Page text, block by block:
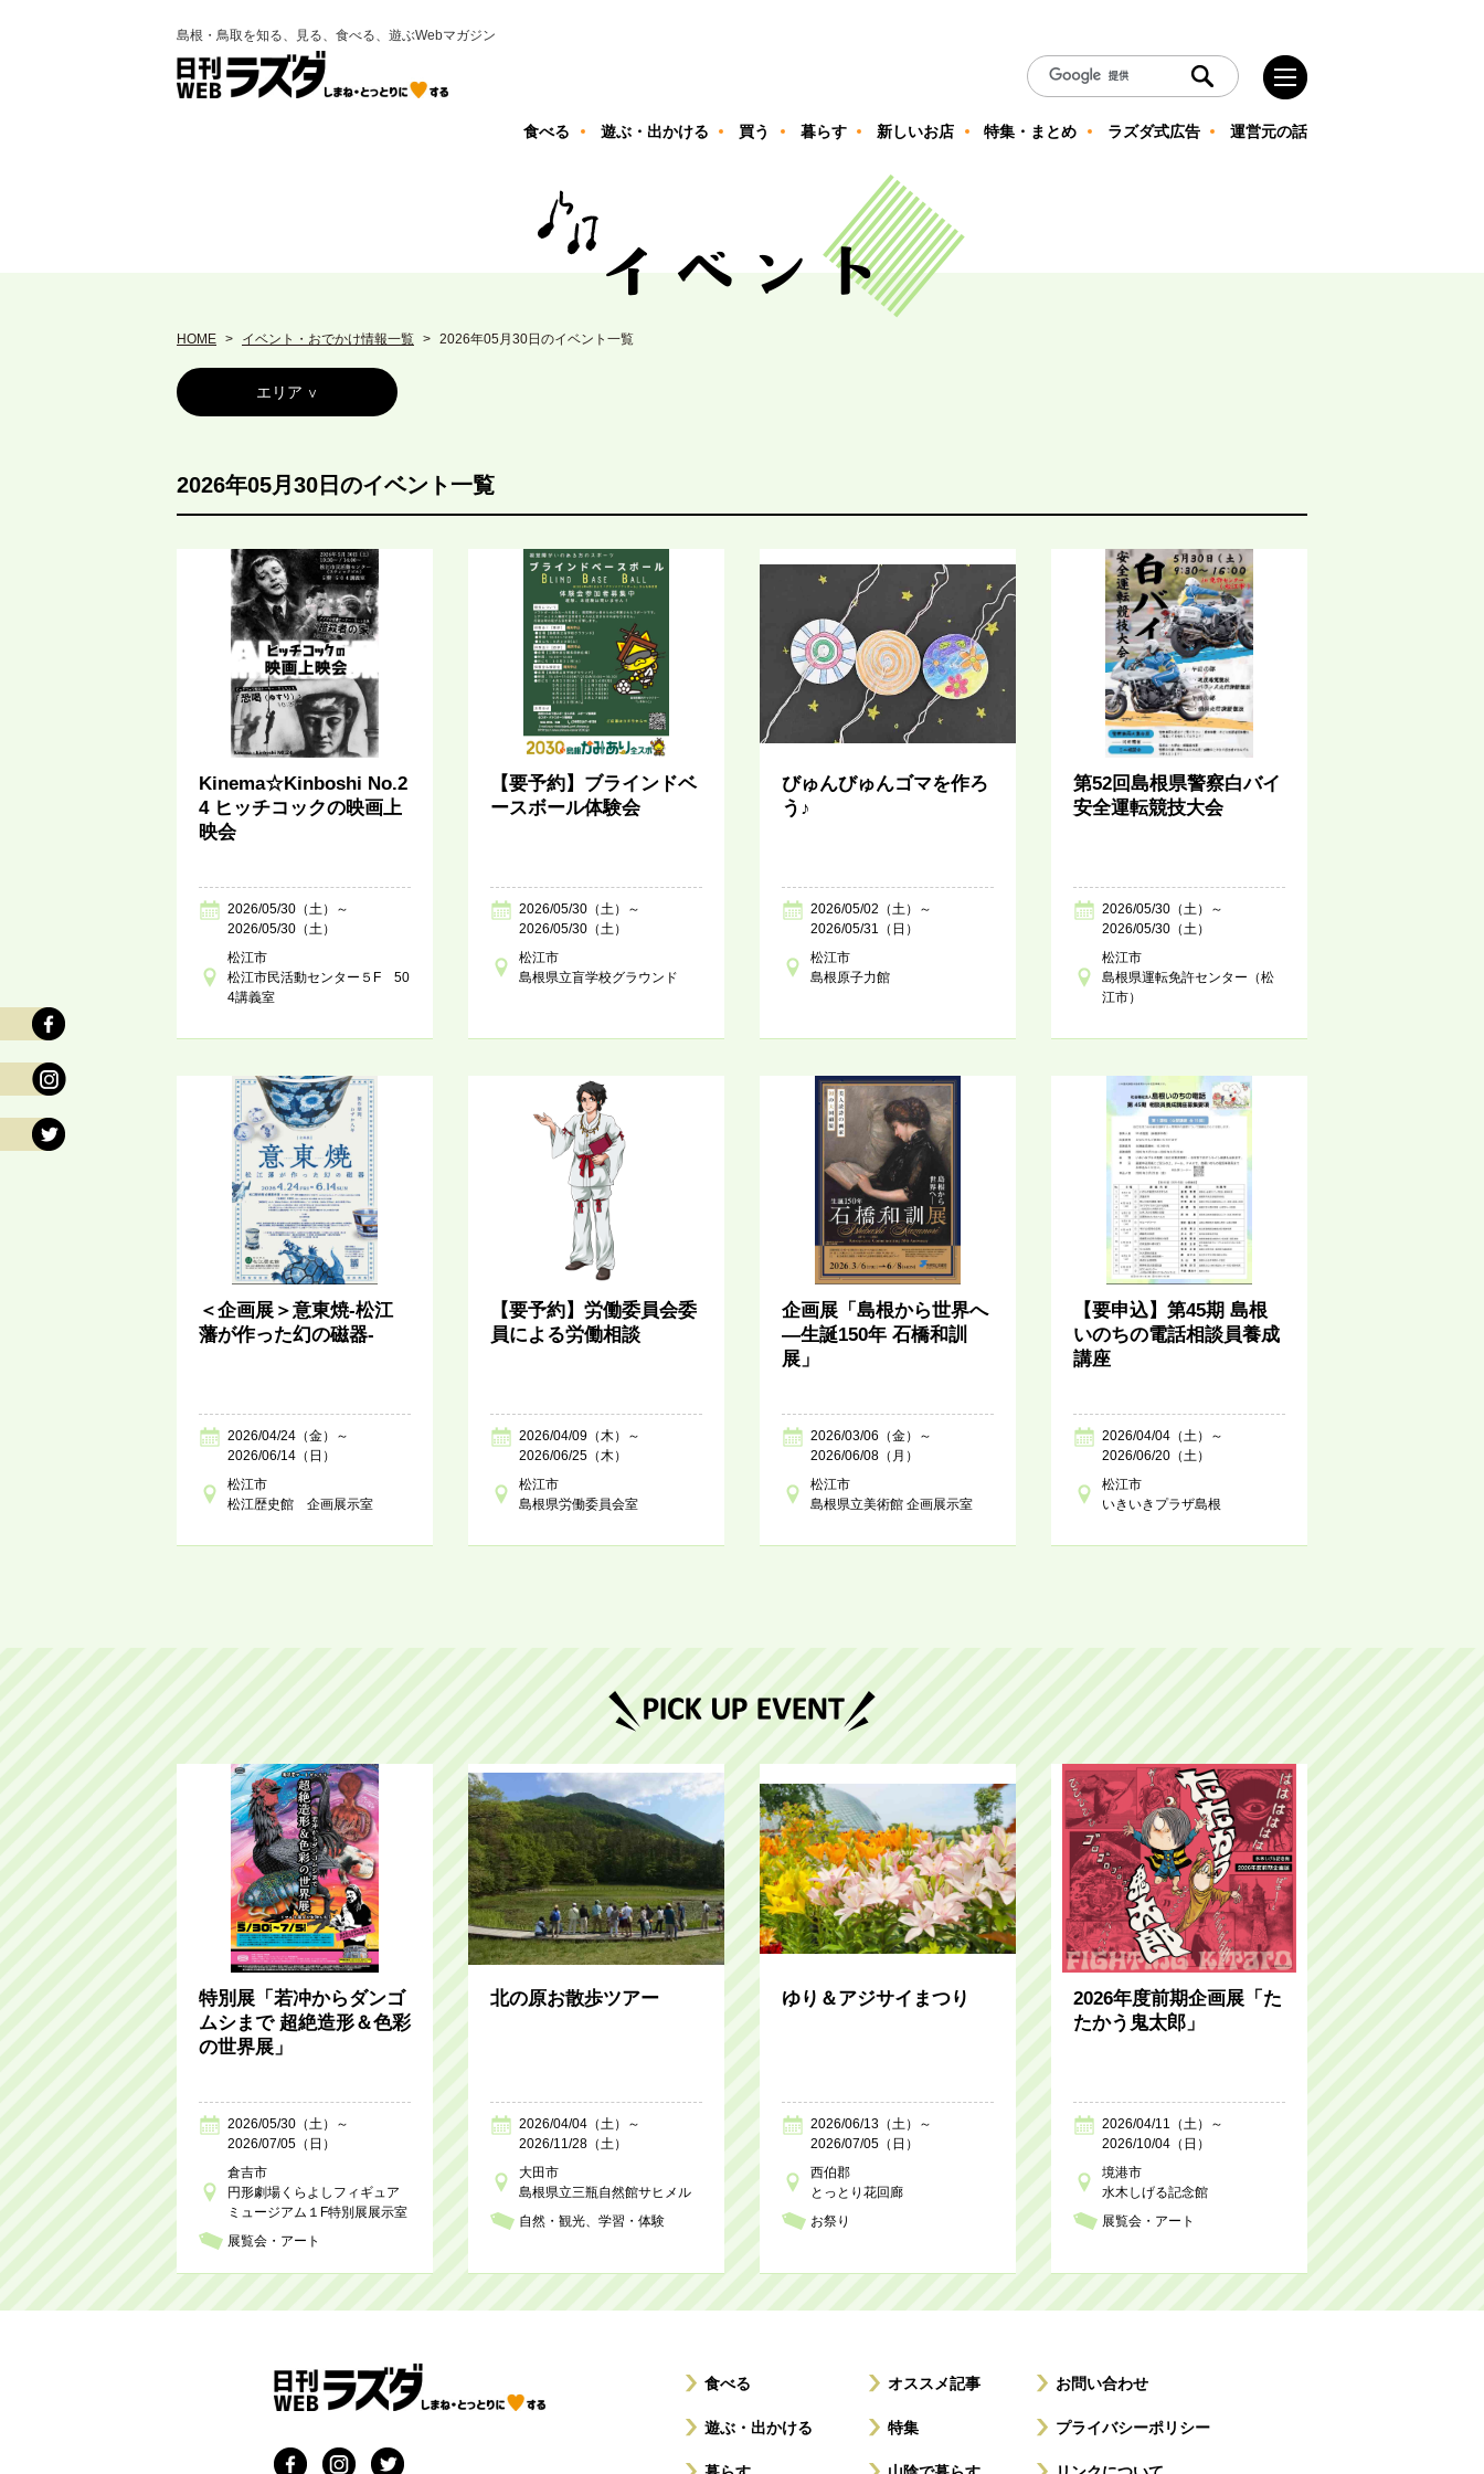
島根・鳥取を知る、見る、食べる、遊ぶWebマガジン
食べる 遊ぶ・出かける 買う 暮らす 新しいお店 特集・まとめ ラズダ式広告 運営元の話
HOME イベント・おでかけ情報一覧 2026年05月30日のイベント一覧
エリア
2026年05月30日のイベント一覧
Kinema☆Kinboshi No.2
4 ヒッチコックの映画上
映会
2026/05/30（土）～
2026/05/30（土）
松江市
松江市民活動センター５F 50
4講義室
【要予約】ブラインドベ
ースボール体験会
2026/05/30（土）～
2026/05/30（土）
松江市
島根県立盲学校グラウンド
びゅんびゅんゴマを作ろ
う♪
2026/05/02（土）～
2026/05/31（日）
松江市
島根原子力館
第52回島根県警察白バイ
安全運転競技大会
2026/05/30（土）～
2026/05/30（土）
松江市
島根県運転免許センター（松
江市）
＜企画展＞意東焼-松江
藩が作った幻の磁器-
2026/04/24（金）～
2026/06/14（日）
松江市
松江歴史館 企画展示室
【要予約】労働委員会委
員による労働相談
2026/04/09（木）～
2026/06/25（木）
松江市
島根県労働委員会室
企画展「島根から世界へ
―生誕150年 石橋和訓
展」
2026/03/06（金）～
2026/06/08（月）
松江市
島根県立美術館 企画展示室
【要申込】第45期 島根
いのちの電話相談員養成
講座
2026/04/04（土）～
2026/06/20（土）
松江市
いきいきプラザ島根
特別展「若冲からダンゴ
ムシまで 超絶造形＆色彩
の世界展」
2026/05/30（土）～
2026/07/05（日）
倉吉市
円形劇場くらよしフィギュア
ミュージアム１F特別展展示室
展覧会・アート
北の原お散歩ツアー
2026/04/04（土）～
2026/11/28（土）
大田市
島根県立三瓶自然館サヒメル
自然・観光
学習・体験
ゆり＆アジサイまつり
2026/06/13（土）～
2026/07/05（日）
西伯郡
とっとり花回廊
お祭り
2026年度前期企画展「た
たかう鬼太郎」
2026/04/11（土）～
2026/10/04（日）
境港市
水木しげる記念館
展覧会・アート
食べる
遊ぶ・出かける
オススメ記事
特集
お問い合わせ
プライバシーポリシー